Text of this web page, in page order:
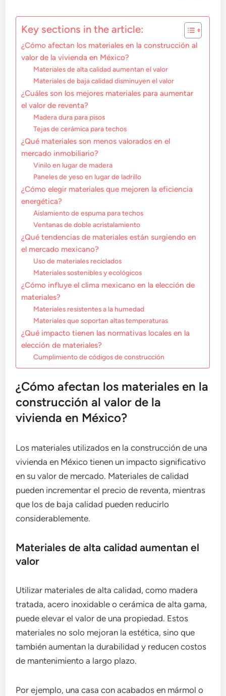
Key sections in the article:
¿Cómo afectan los materiales en la construcción al
valor de la vivienda en México?
Materiales de alta calidad aumentan el valor
Materiales de baja calidad disminuyen el valor
¿Cuáles son los mejores materiales para aumentar
el valor de reventa?
Madera dura para pisos
Tejas de cerámica para techos
¿Qué materiales son menos valorados en el
mercado inmobiliario?
Vinilo en lugar de madera
Paneles de yeso en lugar de ladrillo
¿Cómo elegir materiales que mejoren la eficiencia
energética?
Aislamiento de espuma para techos
Ventanas de doble acristalamiento
¿Qué tendencias de materiales están surgiendo en
el mercado mexicano?
Uso de materiales reciclados
Materiales sostenibles y ecológicos
¿Cómo influye el clima mexicano en la elección de
materiales?
Materiales resistentes a la humedad
Materiales que soportan altas temperaturas
¿Qué impacto tienen las normativas locales en la
elección de materiales?
Cumplimiento de códigos de construcción
¿Cómo afectan los materiales en la
construcción al valor de la
vivienda en México?
Los materiales utilizados en la construcción de una
vivienda en México tienen un impacto significativo
en su valor de mercado. Materiales de calidad
pueden incrementar el precio de reventa, mientras
que los de baja calidad pueden reducirlo
considerablemente.
Materiales de alta calidad aumentan el
valor
Utilizar materiales de alta calidad, como madera
tratada, acero inoxidable o cerámica de alta gama,
puede elevar el valor de una propiedad. Estos
materiales no solo mejoran la estética, sino que
también aumentan la durabilidad y reducen costos
de mantenimiento a largo plazo.
Por ejemplo, una casa con acabados en mármol o